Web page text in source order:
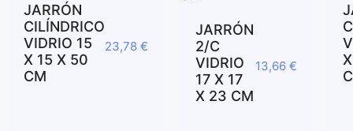
JARRÓN
CILÍNDRICO
VIDRIO 15
X 15 X 50
CM
23,78 €
JARRÓN
2/C
VIDRIO
17 X 17
X 23 CM
13,66€